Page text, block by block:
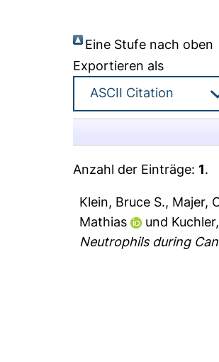
Eine Stufe nach oben
Exportieren als
Anzahl der Einträge:1.
Klein, Bruce S., Majer,
Mathias
und
Neutrophils during